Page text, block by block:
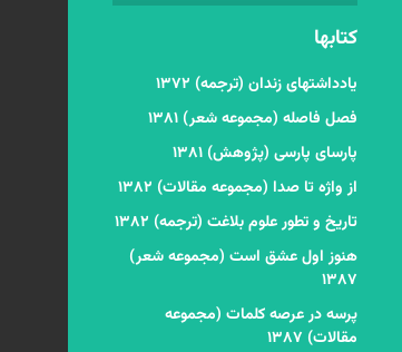
کتابها
یادداشتهای زندان (ترجمه) ۱۳۷۲
فصل فاصله (مجموعه شعر) ۱۳۸۱
پارسای پارسی (پژوهش) ۱۳۸۱
از واژه تا صدا (مجموعه مقالات) ۱۳۸۲
تاریخ و تطور علوم بلاغت (ترجمه) ۱۳۸۲
هنوز اول عشق است (مجموعه شعر)
۱۳۸۷
پرسه در عرصه کلمات (مجموعه
مقالات) ۱۳۸۷